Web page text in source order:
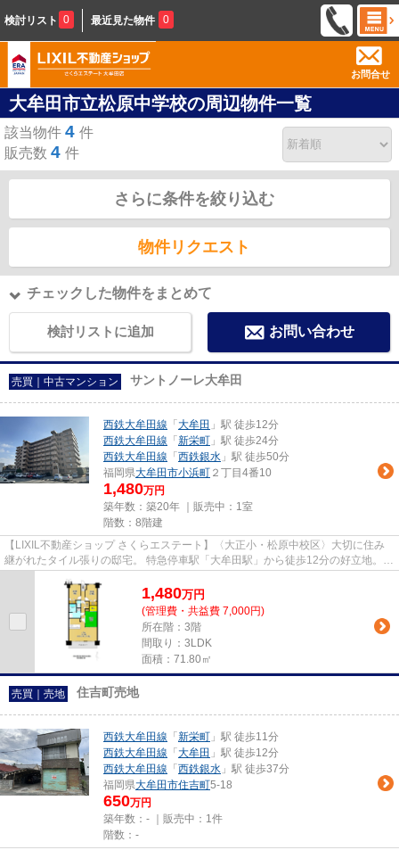
検討リスト 0 最近見た物件 0
お問合せ
大牟田市立松原中学校の周辺物件一覧
該当物件 4 件
販売数 4 件
さらに条件を絞り込む
物件リクエスト
チェックした物件をまとめて
検討リストに追加 お問い合わせ
売買｜中古マンション サントノーレ大牟田
西鉄大牟田線 「 大牟田 」駅 徒歩12分
西鉄大牟田線 「 新栄町 」駅 徒歩24分
西鉄大牟田線 「 西鉄銀水 」駅 徒歩50分
福岡県大牟田市小浜町 ２丁目4番10
1,480万円
築年数：築20年 ｜販売中： 1室
階数：8階建
【LIXIL不動産ショップ さくらエステート】〈大正小・松原中校区〉大切に住み
継がれたタイル張りの邸宅。 特急停車駅「大牟田駅」から徒歩12分の好立地。タ
1,480万円
(管理費・共益費 7,000円)
所在階：3階
間取り：3LDK
面積：71.80㎡
売買｜売地 住吉町売地
西鉄大牟田線 「 新栄町 」駅 徒歩11分
西鉄大牟田線 「 大牟田 」駅 徒歩12分
西鉄大牟田線 「 西鉄銀水 」駅 徒歩37分
福岡県大牟田市住吉町5-18
650万円
築年数：- ｜販売中： 1件
階数：-